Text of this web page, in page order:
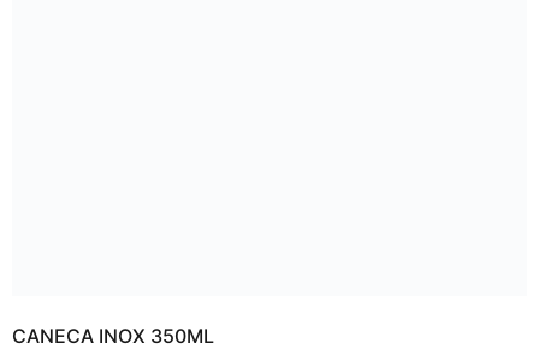
CANECA INOX 350ML